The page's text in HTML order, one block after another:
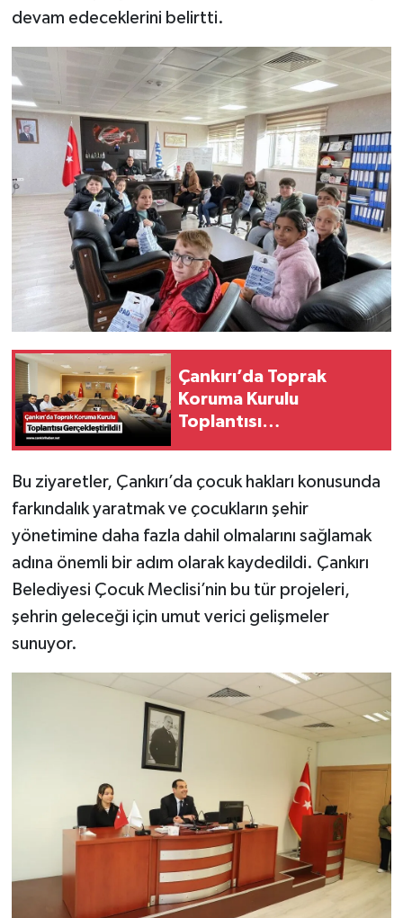
devam edeceklerini belirtti.
Çankırı’da Toprak
Koruma Kurulu
Toplantısı
Bu ziyaretler, Çankırı’da çocuk hakları konusunda
farkındalık yaratmak ve çocukların şehir
yönetimine daha fazla dahil olmalarını sağlamak
adına önemli bir adım olarak kaydedildi. Çankırı
Belediyesi Çocuk Meclisi’nin bu tür projeleri,
şehrin geleceği için umut verici gelişmeler
sunuyor.